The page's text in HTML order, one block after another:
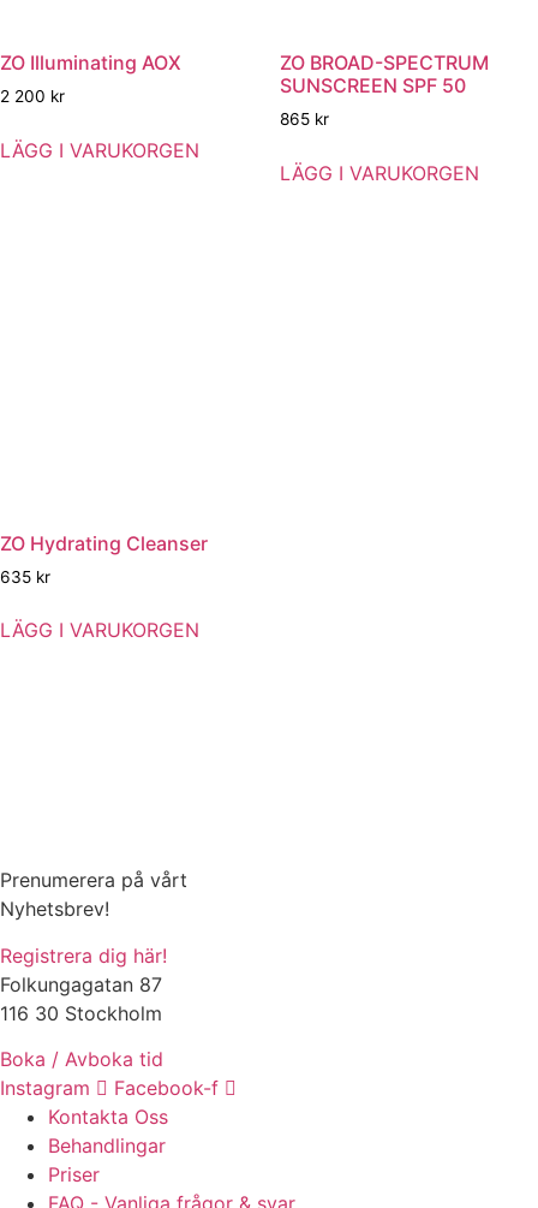
ZO Illuminating AOX
2 200 kr
LÄGG I VARUKORGEN
ZO BROAD-SPECTRUM
SUNSCREEN SPF 50
865 kr
LÄGG I VARUKORGEN
ZO Hydrating Cleanser
635 kr
LÄGG I VARUKORGEN
Prenumerera på vårt
Nyhetsbrev!
Registrera dig här!
Folkungagatan 87
116 30 Stockholm
Boka / Avboka tid
Instagram
Facebook-f
Kontakta Oss
Behandlingar
Priser